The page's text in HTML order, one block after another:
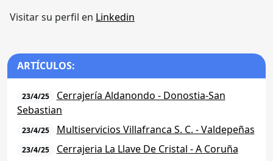
Visitar su perfil en Linkedin
ARTÍCULOS:
23/4/25
Cerrajería Aldanondo - Donostia-San
Sebastian
23/4/25 Multiservicios Villafranca S. C. - Valdepeñas
23/4/25 Cerrajeria La Llave De Cristal - A Coruña